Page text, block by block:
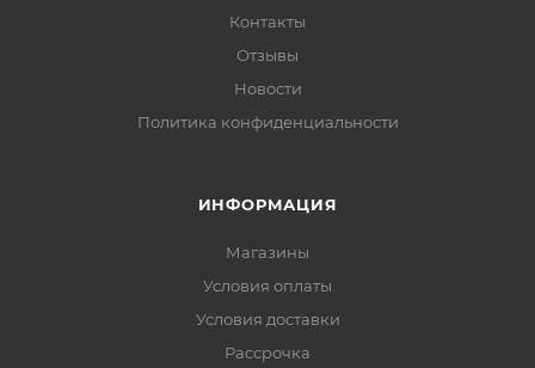
Контакты
Отзывы
Новости
Политика конфиденциальности
ИНФОРМАЦИЯ
Магазины
Условия оплаты
Условия доставки
Рассрочка